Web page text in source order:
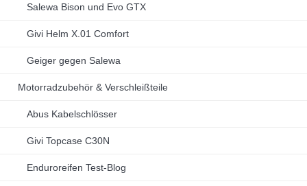
Salewa Bison und Evo GTX
Givi Helm X.01 Comfort
Geiger gegen Salewa
Motorradzubehör & Verschleißteile
Abus Kabelschlösser
Givi Topcase C30N
Enduroreifen Test-Blog